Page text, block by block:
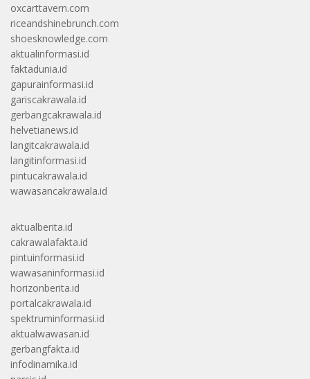
oxcarttavern.com
riceandshinebrunch.com
shoesknowledge.com
aktualinformasi.id
faktadunia.id
gapurainformasi.id
gariscakrawala.id
gerbangcakrawala.id
helvetianews.id
langitcakrawala.id
langitinformasi.id
pintucakrawala.id
wawasancakrawala.id
aktualberita.id
cakrawalafakta.id
pintuinformasi.id
wawasaninformasi.id
horizonberita.id
portalcakrawala.id
spektruminformasi.id
aktualwawasan.id
gerbangfakta.id
infodinamika.id